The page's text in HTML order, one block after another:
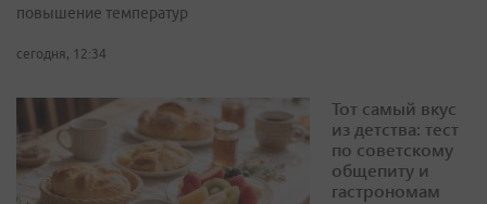
повышение температур
сегодня, 12:34
Тот самый вкус
из детства: тест
по советскому
общепиту и
гастрономам